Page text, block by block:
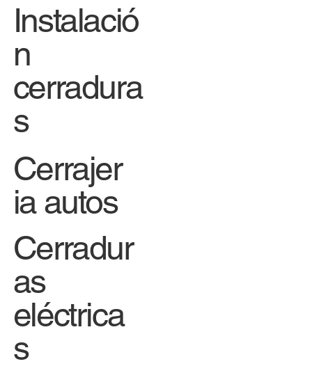
Instalació
n
cerradura
s
Cerrajer
ia autos
Cerradur
as
eléctrica
s